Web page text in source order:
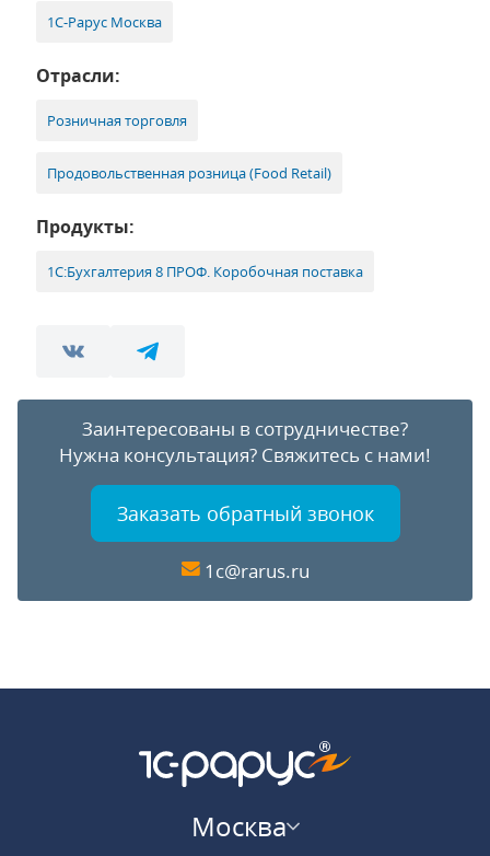
1С-Рарус Москва
Отрасли:
Розничная торговля
Продовольственная розница (Food Retail)
Продукты:
1С:Бухгалтерия 8 ПРОФ. Коробочная поставка
Заинтересованы в сотрудничестве?
Нужна консультация? Свяжитесь с нами!
Заказать обратный звонок
1c@rarus.ru
Москва